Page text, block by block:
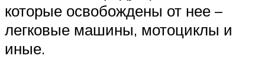
которые освобождены от нее –
легковые машины, мотоциклы и
иные.